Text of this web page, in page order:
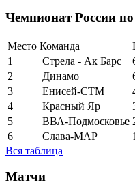
Чемпионат России по
Место Команда
1
Стрела - Ак Барс
2
Динамо
3
Енисей-СТМ
4
Красный Яр
5
ВВА-Подмосковье
6
Слава-МАР 1
Вся таблица
Матчи